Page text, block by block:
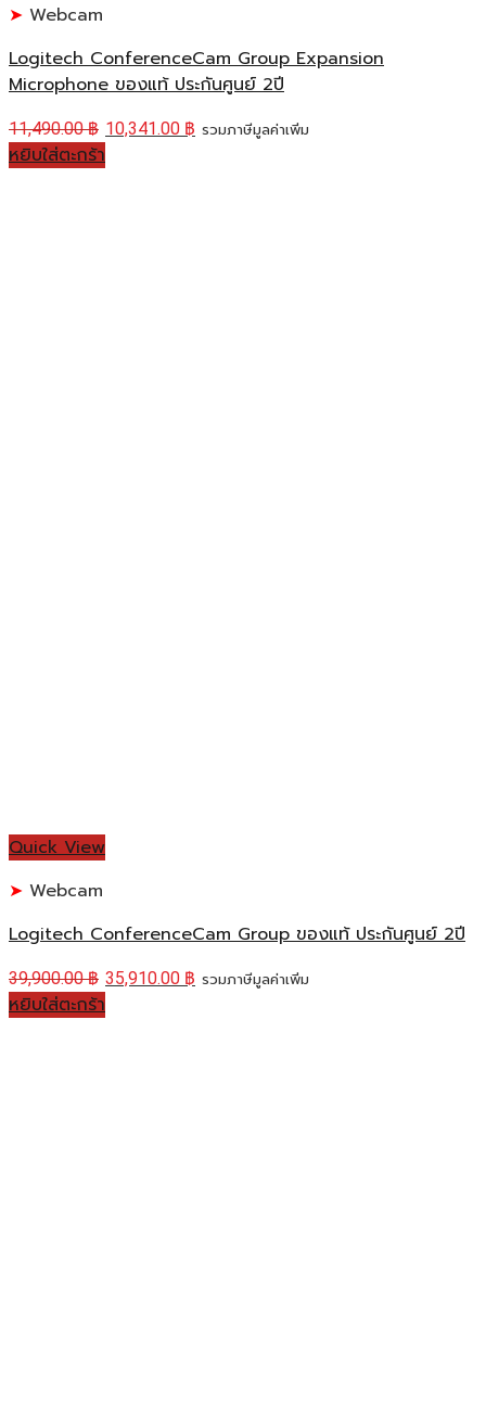
Webcam
Logitech ConferenceCam Group Expansion
Microphone ของแท้ ประกันศูนย์ 2ปี
11,490.00฿ 10,341.00 ฿ รวมภาษีมูลค่าเพิ่ม
หยิบใส่ตะกร้า
Quick View
Webcam
Logitech ConferenceCam Group ของแท้ ประกันศูนย์ 2ปี
39,900.00฿ 35,910.00 ฿ รวมภาษีมูลค่าเพิ่ม
หยิบใส่ตะกร้า